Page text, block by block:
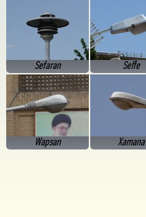
Sefaran Seffe
Wapsan Xamana